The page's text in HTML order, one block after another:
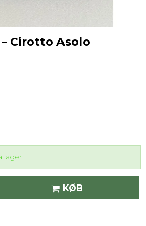
Cirotto Asolo
lager
KØB